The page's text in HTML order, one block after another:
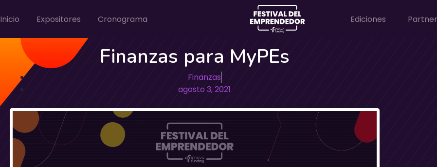
Inicio Expositores Cronograma Ediciones
Finanzas para MyPEs
Finanzas
agosto 3, 2021